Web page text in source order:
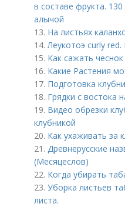
в составе фрукта.
алычой
13. На листьях
14.Леукотоэ curly
15. Как сажать
16. Какие Растения
17. Подготовка
18. Грядки с востока
19. Видео обрезки
клубникой
20. Как ухаживать за
21. Древнерусские
(Месяцеслов)
22. Когда убирать
23. Уборка листьев
листа.